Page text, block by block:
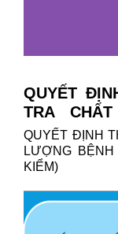
QUYẾT
TRA
THÁNG
QUYẾT ĐỊNH
LƯỢNG
KIỂM)